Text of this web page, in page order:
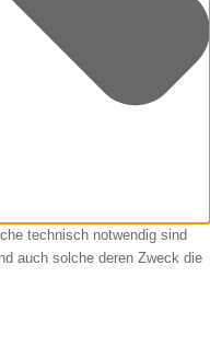
technisch notwendig sind
auch solche deren Zweck die